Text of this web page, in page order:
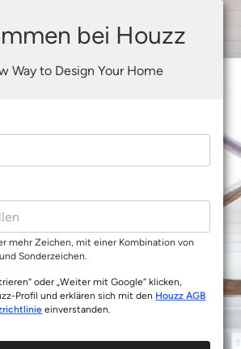
bei Houzz
Way to Design Your Home
mehr Zeichen, mit einer Kombination von
Sonderzeichen.
oder „Weiter mit Google“ klicken,
Profil und erklären sich mit den Houzz AGB
einverstanden.